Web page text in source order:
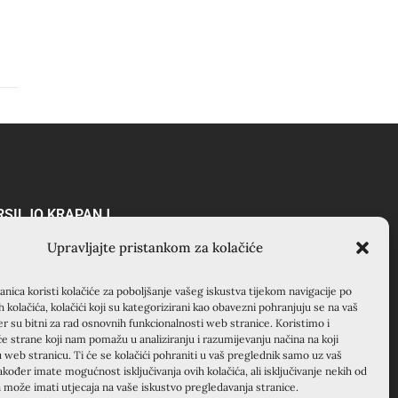
Upravljajte pristankom za kolačiće
koristi kolačiće za poboljšanje vašeg iskustva tijekom navigacije po
kolačića, kolačići koji su kategorizirani kao obavezni pohranjuju se na vaš
su bitni za rad osnovnih funkcionalnosti web stranice. Koristimo i
strane koji nam pomažu u analiziranju i razumijevanju načina na koji
stranicu. Ti će se kolačići pohraniti u vaš preglednik samo uz vaš
imate mogućnost isključivanja ovih kolačića, ali isključivanje nekih od
može imati utjecaja na vaše iskustvo pregledavanja stranice.
KRAPANJ
kuća EMAUS
Hrvatska
22 351 830